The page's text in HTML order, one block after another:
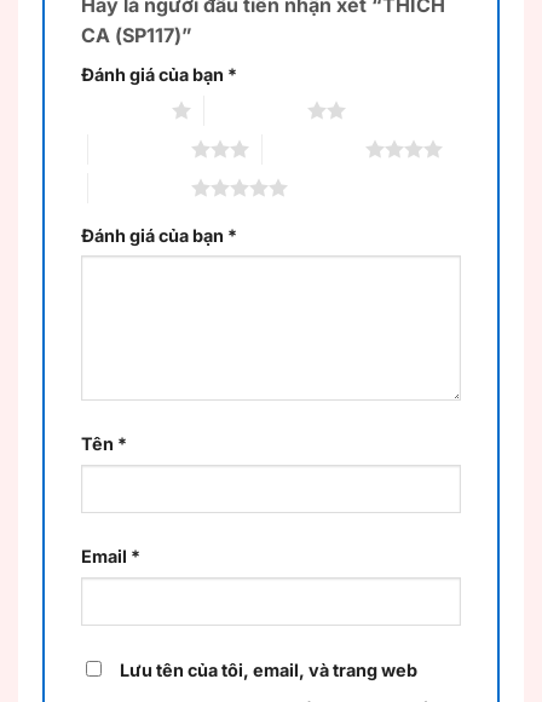
CA (SP117)”
Đánh giá của bạn *
Đánh giá của bạn *
Tên *
Email *
Lưu tên của tôi, email, và trang web